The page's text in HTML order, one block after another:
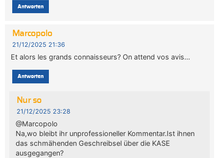
Antworten
Marcopolo
21/12/2025 21:36
Et alors les grands connaisseurs? On attend vos avis…
Antworten
Nur so
21/12/2025 23:28
@Marcopolo
Na,wo bleibt ihr unprofessioneller Kommentar.Ist ihnen
das schmähenden Geschreibsel über die KASE
ausgegangen?